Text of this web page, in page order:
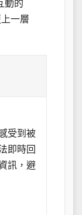
動的
一層
受到被
即時回
訊，避